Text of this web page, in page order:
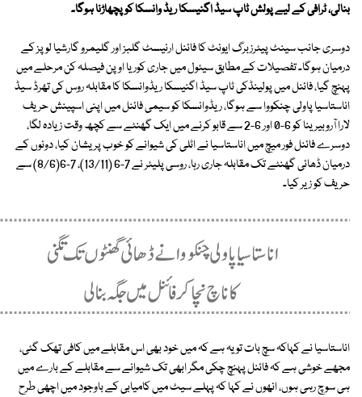
بنالی، ٹرافی کے لیے پولش ٹاپ سیڈ اگنیسکا ریڈ وانسکا کو پچھاڑنا ہوگا۔
دوسری جانب سینٹ پیٹرزبرگ ایونٹ کا فائنل ارنیسٹ گلبز اور گلیمرو گارشیا لوپز کے
درمیان ہوگا۔ تفصیلات کے مطابق سیئول میں جاری کوریا اوپن فیصلہ کن مرحلے میں
پہنچ گیا، فائنل میں پولینڈکی ٹاپ سیڈ اگنیسکا ریڈوانسکا کا مقابلہ روس کی تھرڈ سیڈ
اناستاسیا پاولی چنکووا سے ہوگا، ریڈوانسکا کو سیمی فائنل میں اپنی اسپینش حریف
لارا آروبیرینا کو 6-0 اور 6-2 سے قابو کرنے میں ایک گھنٹے سے کچھ وقت زیادہ لگا،
دوسرے فائنل فور میچ میں اناستاسیا نے اٹلی کی شیوانے کو خوب پریشان کیا، دونوں کے
درمیان ڈھائی گھنٹے تک مقابلہ جاری رہا، روسی پلیئر نے 7-6 (13/11)، 7-6(8/6) سے
حریف کو زیر کیا۔
اناستاسیا نے کہاکہ سچ بات تو یہ ہے کہ میں خود بھی اس مقابلے میں کافی تھک گئی،
مجھے خوشی ہے کہ فائنل پہنچ چکی مگر ابھی تک شیوانے سے مقابلے کے بارے میں
ہی سوچ رہی ہوں، انھوں نے کہا کہ پہلے سیٹ میں کامیابی کے باوجود میں اچھی طرح